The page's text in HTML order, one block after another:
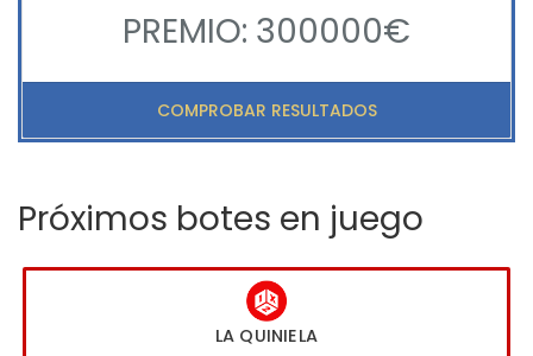
PREMIO: 300000€
COMPROBAR RESULTADOS
Próximos botes en juego
LA QUINIELA